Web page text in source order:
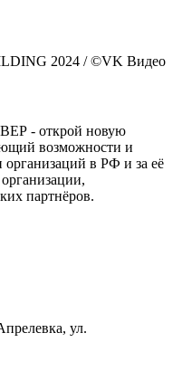
2024 / ©VK Видео
- открой новую
возможности и
организаций в РФ и за её
партнёров.
ул.